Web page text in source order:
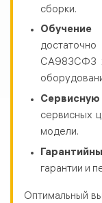
сборки.
Обучение
СА983СФ3
сервисных
модели.
гарантии и
Оптимальный